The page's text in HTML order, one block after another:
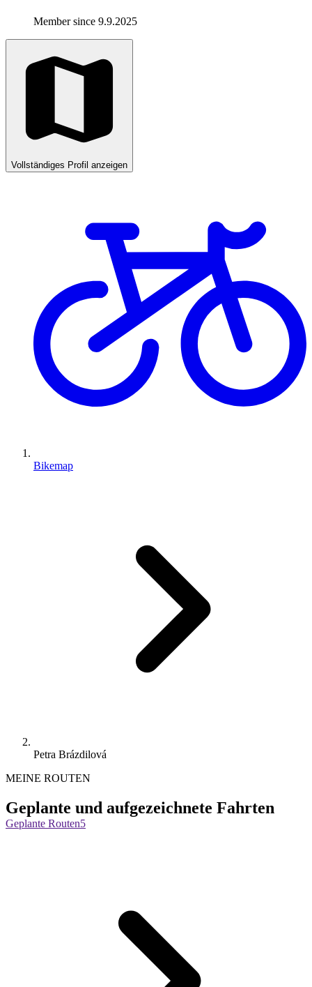
Member since 9.9.2025
Vollständiges Profil anzeigen
Bikemap
Petra Brázdilová
MEINE ROUTEN
Geplante und aufgezeichnete Fahrten
Geplante Routen5